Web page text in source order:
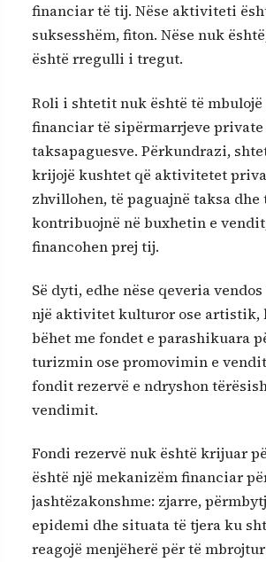
financiar të tij. Nëse aktiviteti
suksesshëm, fiton. Nëse nuk
është rregulli i tregut.
Roli i shtetit nuk është të
financiar të sipërmarrjeve private
taksapaguesve. Përkundrazi,
krijojë kushtet që aktivitetet
zhvillohen, të paguajnë taksa dhe
kontribuojnë në buxhetin e
financohen prej tij.
Së dyti, edhe nëse qeveria
një aktivitet kulturor ose artistik,
bëhet me fondet e parashikuara
turizmin ose promovimin e
fondit rezervë e ndryshon
vendimit.
Fondi rezervë nuk është krijuar
është një mekanizëm financiar
jashtëzakonshme: zjarre,
epidemi dhe situata të tjera ku
reagojë menjëherë për të